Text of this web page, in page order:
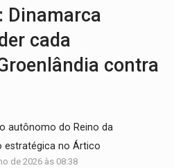
Dinamarca
cada
contra
autônomo do Reino da
estratégica no Ártico
de 2026 às 08:38